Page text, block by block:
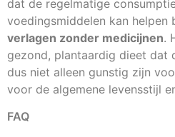
dat de regelmatige
voedingsmiddelen kan helpen
verlagen zonder medicijnen.
gezond, plantaardig dieet dat
dus niet alleen gunstig zijn
voor de algemene levensstijl
FAQ